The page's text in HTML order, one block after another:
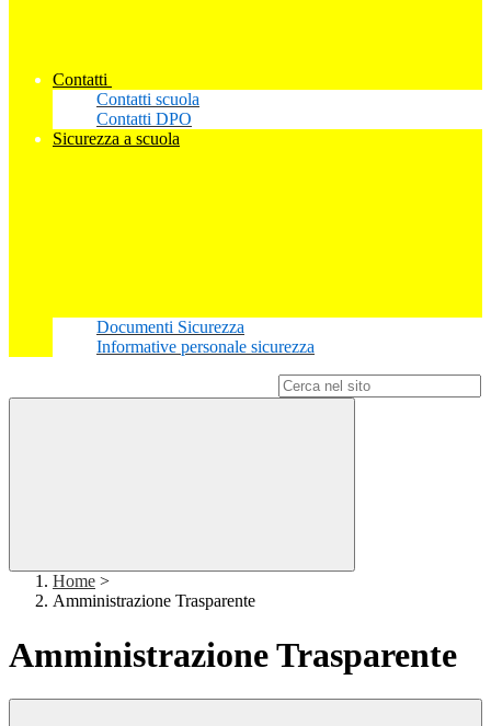
Contatti
Contatti scuola
Contatti DPO
Sicurezza a scuola
Documenti Sicurezza
Informative personale sicurezza
Home >
Amministrazione Trasparente
Amministrazione Trasparente